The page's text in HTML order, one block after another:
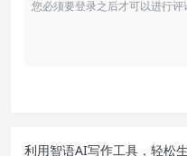
利用智语AI写作工具，轻松